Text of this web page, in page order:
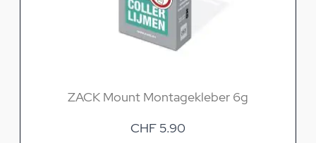
ZACK Mount Montagekleber 6g
CHF 5.90